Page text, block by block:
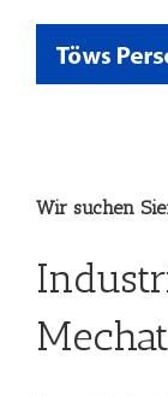
Wir suchen Sie: